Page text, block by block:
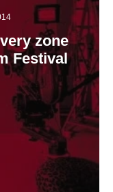
zone
Festival